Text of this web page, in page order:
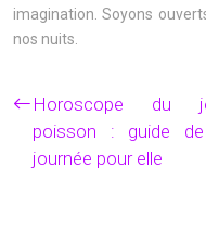
imagination. Soyons
nos nuits.
Horoscope du
poisson : guide
journée pour elle